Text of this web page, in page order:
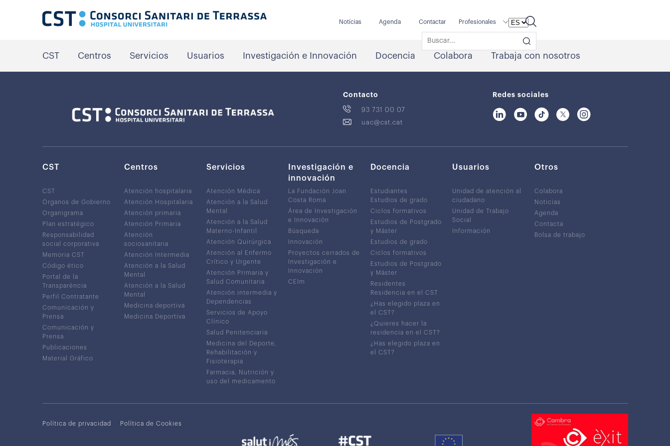
Notícias Agenda Contactar Profesionales
CST Centros Servicios Usuarios Investigación e Innovación Docencia Colabora Trabaja con nosotros
Contacto
93 731 00 07
uac@cst.cat
Redes sociales
CST
CST
Órganos de Gobierno
Organigrama
Plan estratégico
Responsabilidad
social corporativa
Memoria CST
Código ético
Portal de la
Transparència
Perfil Contratante
Comunicación y
Prensa
Comunicación y
Prensa
Publicaciones
Material Gráfico
Centros
Atención hospitalaria
Atención Hospitalaria
Atención primaria
Atención Primaria
Atención
sociosanitaria
Atención Intermedia
Atención a la Salud
Mental
Atención a la Salud
Mental
Medicina deportiva
Medicina Deportiva
Servicios
Atención Médica
Atención a la Salud
Mental
Atención a la Salud
Materno-Infantil
Atención Quirúrgica
Atención al Enfermo
Crítico y Urgente
Atención Primaria y
Salud Comunitaria
Atención intermedia y
Dependencias
Servicios de Apoyo
Clínico
Salud Penitenciaria
Medicina del Deporte,
Rehabilitación y
Fisioterapia
Farmacia, Nutrición y
uso del medicamento
Investigación e
innovación
La Fundación Joan
Costa Roma
Área de Investigación
e Innovación
Búsqueda
Innovación
Proyectos cerrados de
Investigación e
Innovación
CEIm
Docencia
Estudiantes
Estudios de grado
Ciclos formativos
Estudios de Postgrado
y Máster
Estudios de grado
Ciclos formativos
Estudios de Postgrado
y Máster
Residentes
Residencia en el CST
¿Has elegido plaza en
el CST?
¿Quieres hacer la
residencia en el CST?
¿Has elegido plaza en
el CST?
Usuarios
Unidad de atención al
ciudadano
Unidad de Trabajo
Social
Información
Otros
Colabora
Noticias
Agenda
Contacta
Bolsa de trabajo
Política de privacidad Política de Cookies